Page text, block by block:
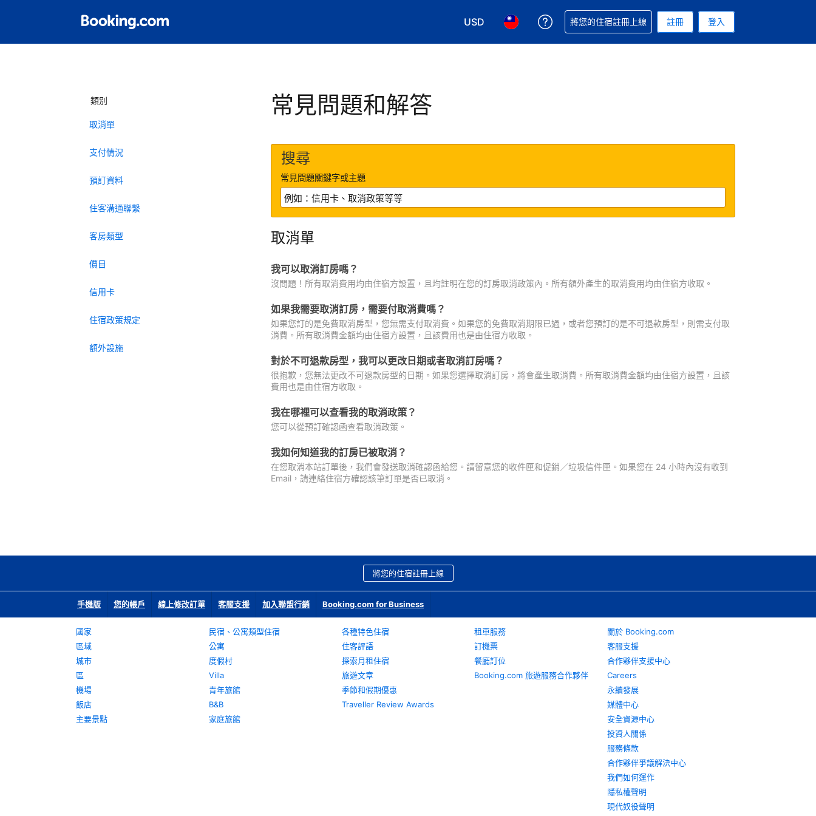
USD
選擇您使用的幣別. 您現在所使用的幣別為美元
選擇您使用的語言. 您目前所選的語言是繁體中文
取得訂單相關協助
將您的住宿註冊上線 註冊 登入
類別
取消單
支付情況
預訂資料
住客溝通聯繫
客房類型
價目
信用卡
住宿政策規定
額外設施
常見問題和解答
搜尋
常見問題關鍵字或主題
取消單
我可以取消訂房嗎？
沒問題！所有取消費用均由住宿方設置，且均註明在您的訂房取消政策內。所有額外產生的取消費用均由住宿方收取。
如果我需要取消訂房，需要付取消費嗎？
如果您訂的是免費取消房型，您無需支付取消費。如果您的免費取消期限已過，或者您預訂的是不可退款房型，則需支付取
消費。所有取消費金額均由住宿方設置，且該費用也是由住宿方收取。
對於不可退款房型，我可以更改日期或者取消訂房嗎？
很抱歉，您無法更改不可退款房型的日期。如果您選擇取消訂房，將會產生取消費。所有取消費金額均由住宿方設置，且該
費用也是由住宿方收取。
我在哪裡可以查看我的取消政策？
您可以從預訂確認函查看取消政策。
我如何知道我的訂房已被取消？
在您取消本站訂單後，我們會發送取消確認函給您。請留意您的收件匣和促銷／垃圾信件匣。如果您在 24 小時內沒有收到
Email，請連絡住宿方確認該筆訂單是否已取消。
將您的住宿註冊上線
手機版 您的帳戶 線上修改訂單 客服支援 加入聯盟行銷 Booking.com for Business
國家
區域
城市
區
機場
飯店
主要景點
民宿、公寓類型住宿
公寓
度假村
Villa
青年旅館
B&B
家庭旅館
各種特色住宿
住客評語
探索月租住宿
旅遊文章
季節和假期優惠
Traveller Review Awards
租車服務
訂機票
餐廳訂位
Booking.com 旅遊服務合作夥伴
關於 Booking.com
客服支援
合作夥伴支援中心
Careers
永續發展
媒體中心
安全資源中心
投資人關係
服務條款
合作夥伴爭議解決中心
我們如何運作
隱私權聲明
現代奴役聲明